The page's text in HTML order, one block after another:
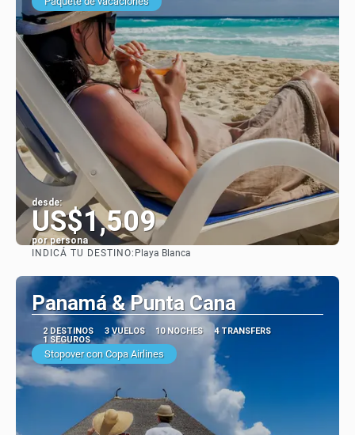
desde:
US$1,509
por persona
INDICÁ TU DESTINO: Playa Blanca
Panamá & Punta Cana
2 DESTINOS 3 VUELOS 10 NOCHES
4 TRANSFERS
1 SEGUROS
Stopover con Copa Airlines